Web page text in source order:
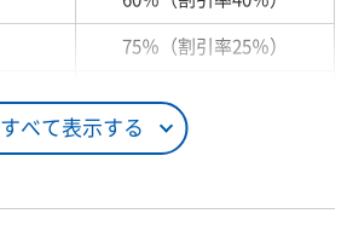
すべて表示する
75％（割引率25％）
100％（割引率 0％）